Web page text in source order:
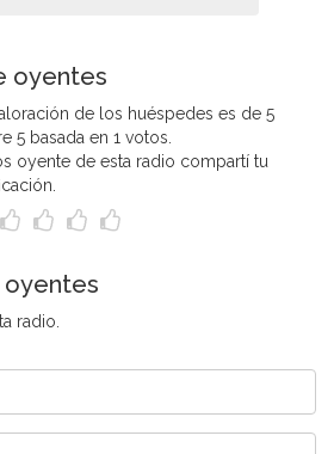
oyentes
de los huéspedes es de 5
5 basada en 1 votos.
oyente de esta radio compartí tu
oyentes
radio.